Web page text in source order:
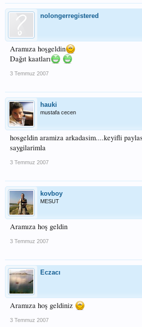
nolongerregistered
Aramıza hoşgeldin
Dağıt kaatları
3 Temmuz 2007
hauki
mustafa cecen
hosgeldin aramiza arkadasim....keyifli
saygilarimla
3 Temmuz 2007
kovboy
MESUT
Aramıza hoş geldin
3 Temmuz 2007
Eczacı
Aramıza hoş geldiniz
3 Temmuz 2007